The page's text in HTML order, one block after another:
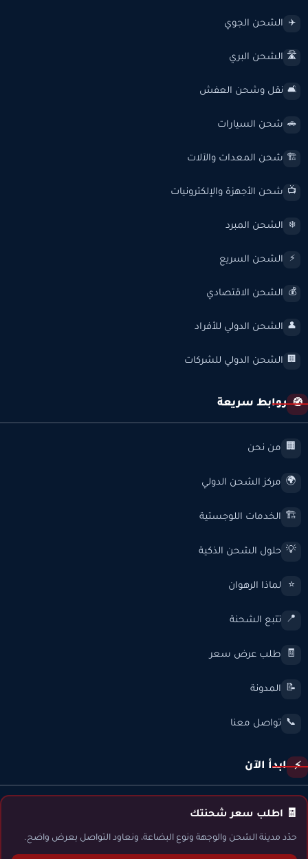
✈️ الشحن الجوي
🛣️ الشحن البري
🛋️ نقل وشحن العفش
🚗 شحن السيارات
🏗️ شحن المعدات والآلات
📺 شحن الأجهزة والإلكترونيات
❄️ الشحن المبرد
⚡ الشحن السريع
💰 الشحن الاقتصادي
👤 الشحن الدولي للأفراد
🏢 الشحن الدولي للشركات
🧭 روابط سريعة
🏢 من نحن
🌍 مركز الشحن الدولي
🏗️ الخدمات اللوجستية
💡 حلول الشحن الذكية
⭐ لماذا الرهوان
📍 تتبع الشحنة
🧾 طلب عرض سعر
📝 المدونة
📞 تواصل معنا
⚡ ابدأ الآن
🧾 اطلب سعر شحنتك
حدّد مدينة الشحن والوجهة ونوع البضاعة، ونعاود التواصل بعرض واضح.